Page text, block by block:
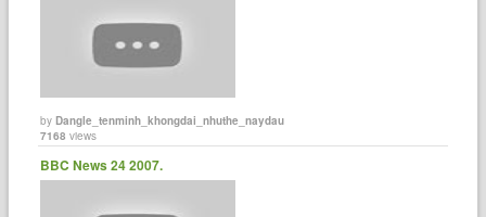
byDangle_tenminh_khongdai_nhuthe_naydau
7168 views
BBC News 24 2007.